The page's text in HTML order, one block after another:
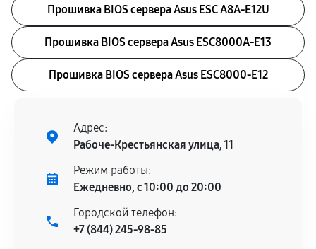
Прошивка BIOS сервера Asus ESC A8A-E12U
Прошивка BIOS сервера Asus ESC8000A-E13
Прошивка BIOS сервера Asus ESC8000-E12
Адрес:
Рабоче-Крестьянская улица, 11
Режим работы:
Ежедневно, с 10:00 до 20:00
Городской телефон:
+7 (844) 245-98-85